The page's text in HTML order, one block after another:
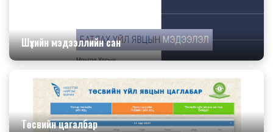
Шүүхийн мэдээллийн сан
Төсвийн цагалбар